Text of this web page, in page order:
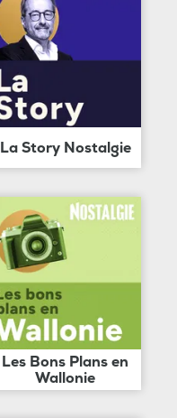
La Story Nostalgie
Les Bons Plans en
Wallonie